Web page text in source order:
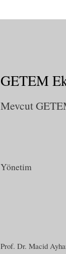
GETEM
Mevcut
Yönetim
Prof. Dr. Macid